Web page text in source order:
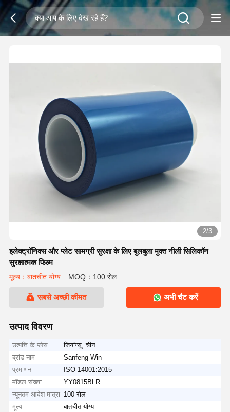
2/3
इलेक्ट्रॉनिक्स और प्लेट सामग्री सुरक्षा के लिए बुलबुला मुक्त नीली सिलिकॉन
सुरक्षात्मक फिल्म
मूल्य：बातचीत योग्य MOQ：100 रोल
सबसे अच्छी कीमत अभी चैट करें
उत्पाद विवरण
उत्पत्ति के प्लेस
जियांग्सू, चीन
ब्रांड नाम
Sanfeng Win
प्रमाणन
ISO 14001:2015
मॉडल संख्या
YY0815BLR
न्यूनतम आदेश मात्रा 100 रोल
मूल्य
बातचीत योग्य